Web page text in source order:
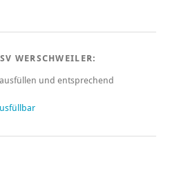
WERSCHWEILER:
ausfüllen und entsprechend